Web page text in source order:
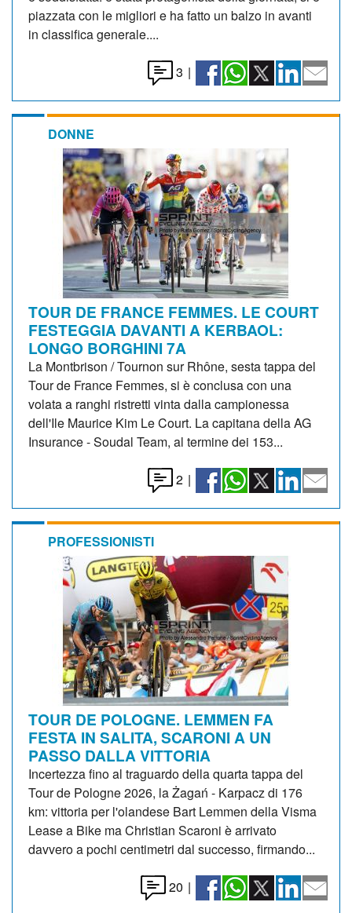
piazzata con le migliori e ha fatto un balzo in avanti
in classifica generale....
3 |
DONNE
TOUR DE FRANCE FEMMES. LE COURT
FESTEGGIA DAVANTI A KERBAOL:
LONGO BORGHINI 7A
La Montbrison / Tournon sur Rhône, sesta tappa del
Tour de France Femmes, si è conclusa con una
volata a ranghi ristretti vinta dalla campionessa
dell'Ile Maurice Kim Le Court. La capitana della AG
Insurance - Soudal Team, al termine dei 153...
2 |
PROFESSIONISTI
TOUR DE POLOGNE. LEMMEN FA
FESTA IN SALITA, SCARONI A UN
PASSO DALLA VITTORIA
Incertezza fino al traguardo della quarta tappa del
Tour de Pologne 2026, la Żagań - Karpacz di 176
km: vittoria per l'olandese Bart Lemmen della Visma
Lease a Bike ma Christian Scaroni è arrivato
davvero a pochi centimetri dal successo, firmando...
20 |